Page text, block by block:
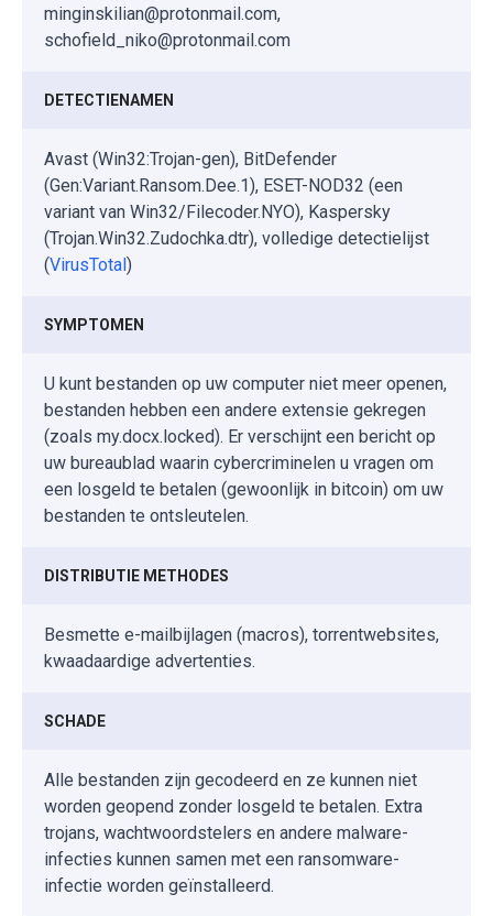
minginskilian@protonmail.com,
schofield_niko@protonmail.com
DETECTIENAMEN
Avast (Win32:Trojan-gen), BitDefender
(Gen:Variant.Ransom.Dee.1), ESET-NOD32 (een
variant van Win32/Filecoder.NYO), Kaspersky
(Trojan.Win32.Zudochka.dtr), volledige detectielijst
(VirusTotal)
SYMPTOMEN
U kunt bestanden op uw computer niet meer openen,
bestanden hebben een andere extensie gekregen
(zoals my.docx.locked). Er verschijnt een bericht op
uw bureaublad waarin cybercriminelen u vragen om
een losgeld te betalen (gewoonlijk in bitcoin) om uw
bestanden te ontsleutelen.
DISTRIBUTIE METHODES
Besmette e-mailbijlagen (macros), torrentwebsites,
kwaadaardige advertenties.
SCHADE
Alle bestanden zijn gecodeerd en ze kunnen niet
worden geopend zonder losgeld te betalen. Extra
trojans, wachtwoordstelers en andere malware-
infecties kunnen samen met een ransomware-
infectie worden geïnstalleerd.